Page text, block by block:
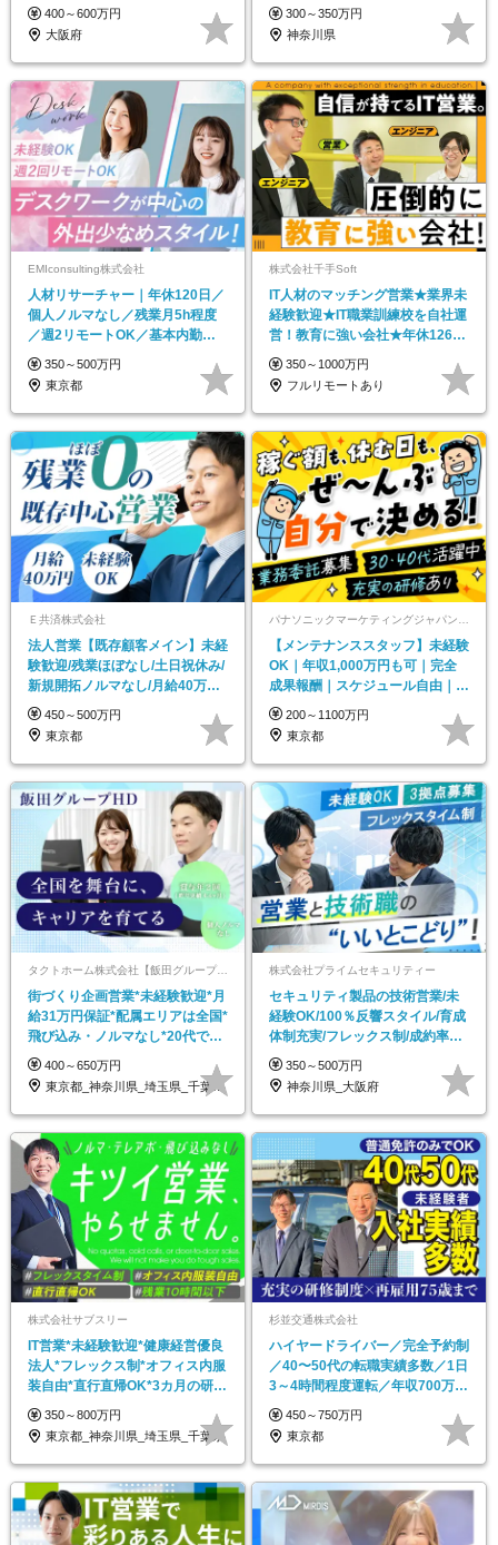
100%消化も可
400～600万円
大阪府
300～350万円
神奈川県
EMIconsulting株式会社
人材リサーチャー｜年休120日／
個人ノルマなし／残業月5h程度
／週2リモートOK／基本内勤／
未経験歓迎
350～500万円
東京都
株式会社千手Soft
IT人材のマッチング営業★業界未
経験歓迎★IT職業訓練校を自社運
営！教育に強い会社★年休126★
残業10ｈ以下
350～1000万円
フルリモートあり
Ｅ共済株式会社
法人営業【既存顧客メイン】未経
験歓迎/残業ほぼなし/土日祝休み/
新規開拓ノルマなし/月給40万円
スタート
450～500万円
東京都
【メンテナンススタッフ】未経験
OK｜年収1,000万円も可｜完全
成果報酬｜スケジュール自由｜業
務委託募集
200～1100万円
東京都
タクトホーム株式会社【飯田グループホールディングス】
街づくり企画営業*未経験歓迎*月
給31万円保証*配属エリアは全国*
飛び込み・ノルマなし*20代で昇
進実績多数
400～650万円
東京都_神奈川県_埼玉県_千葉県_大阪府…
株式会社プライムセキュリティー
セキュリティ製品の技術営業/未
経験OK/100％反響スタイル/育成
体制充実/フレックス制/成約率70
～80％
350～500万円
神奈川県_大阪府
株式会社サブスリー
IT営業*未経験歓迎*健康経営優良
法⼈*フレックス制*オフィス内服
装自由*直行直帰OK*3カ月の研修
あり
350～800万円
東京都_神奈川県_埼玉県_千葉県
杉並交通株式会社
ハイヤードライバー／完全予約制
／40〜50代の転職実績多数／1日
3～4時間程度運転／年収700万円
以上可
450～750万円
東京都